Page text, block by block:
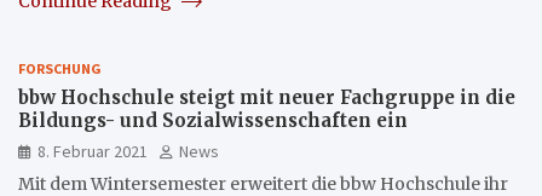
FORSCHUNG
bbw Hochschule steigt mit neuer Fachgruppe in die
Bildungs- und Sozialwissenschaften ein
8. Februar 2021
News
Mit dem Wintersemester erweitert die bbw Hochschule ihr